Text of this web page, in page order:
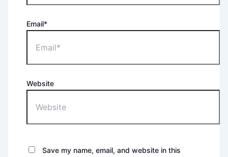
Email*
Website
Save my name, email, and website in this